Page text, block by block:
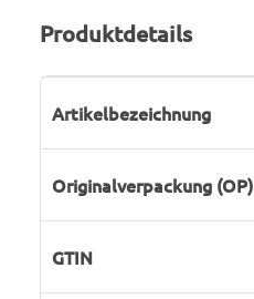
Produktdetails
Artikelbezeichnung
Originalverpackung (OP)
GTIN